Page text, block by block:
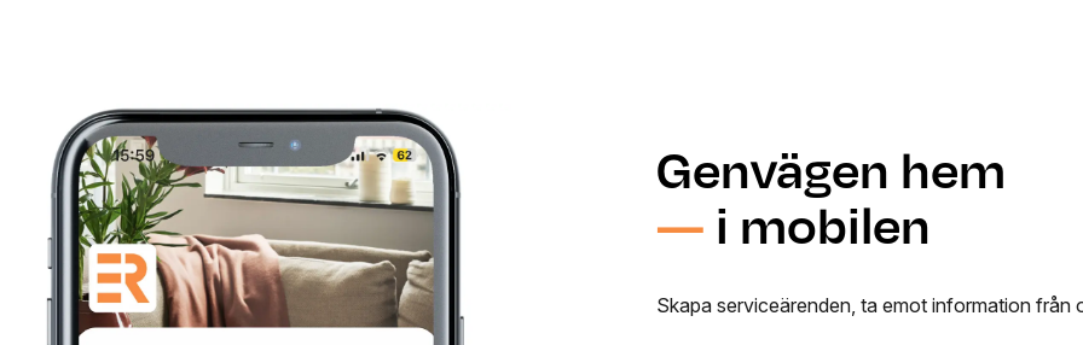
Genvägen hem
— i mobilen
Skapa serviceärenden, ta emot information från